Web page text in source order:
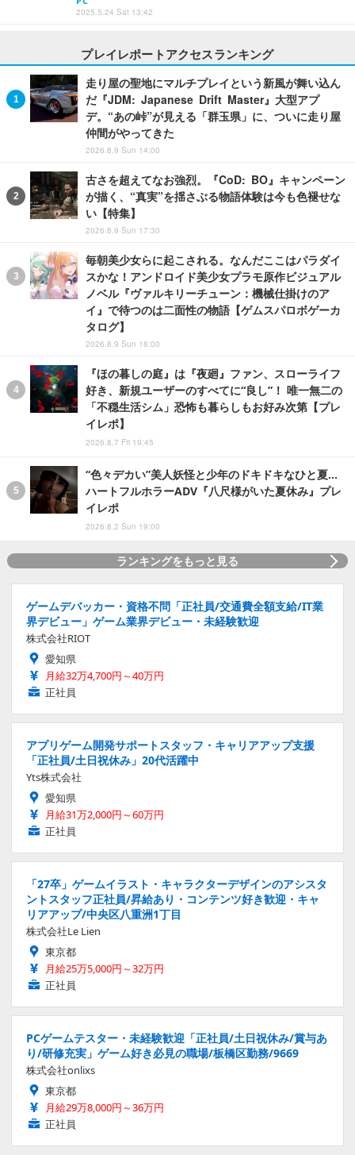
2025.5.24 Sat 13:42
プレイレポートアクセスランキング
走り屋の聖地にマルチプレイという新風が舞い込ん
だ『JDM: Japanese Drift Master』大型アプ
デ。“あの峠”が見える「群玉県」に、ついに走り屋
仲間がやってきた
2026.8.9 Sun 14:00
古さを超えてなお強烈。『CoD: BO』キャンペーン
が描く、“真実”を揺さぶる物語体験は今も色褪せな
い【特集】
2026.8.9 Sun 17:30
毎朝美少女らに起こされる。なんだここはパラダイ
スかな！アンドロイド美少女プラモ原作ビジュアル
ノベル『ヴァルキリーチューン：機械仕掛けのア
イ』で待つのは二面性の物語【ゲムスパロボゲーカ
タログ】
2026.8.9 Sun 18:00
『ほの暮しの庭』は『夜廻』ファン、スローライフ
好き、新規ユーザーのすべてに“良し”！ 唯一無二の
「不穏生活シム」恐怖も暮らしもお好み次第【プレ
イレポ】
2026.8.7 Fri 19:45
“色々デカい”美人妖怪と少年のドキドキなひと夏…
ハートフルホラーADV『八尺様がいた夏休み』プレ
イレポ
2026.8.2 Sun 19:00
ランキングをもっと見る
ゲームデバッカー・資格不問「正社員/交通費全額支給/IT業
界デビュー」ゲーム業界デビュー・未経験歓迎
株式会社RIOT
愛知県
月給32万4,700円～40万円
正社員
アプリゲーム開発サポートスタッフ・キャリアアップ支援
「正社員/土日祝休み」20代活躍中
Yts株式会社
愛知県
月給31万2,000円～60万円
正社員
「27卒」ゲームイラスト・キャラクターデザインのアシスタ
ントスタッフ正社員/昇給あり・コンテンツ好き歓迎・キャ
リアアップ/中央区八重洲1丁目
株式会社Le Lien
東京都
月給25万5,000円～32万円
正社員
PCゲームテスター・未経験歓迎「正社員/土日祝休み/賞与あ
り/研修充実」ゲーム好き必見の職場/板橋区勤務/9669
株式会社onlixs
東京都
月給29万8,000円～36万円
正社員